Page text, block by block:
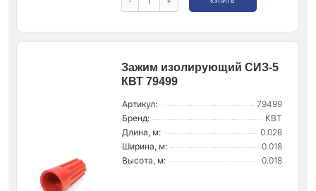
Зажим изолирующий СИЗ-5
КВТ 79499
Артикул:
79499
Бренд:
КВТ
Длина, м:
0.028
Ширина, м:
0.018
Высота, м:
0.018